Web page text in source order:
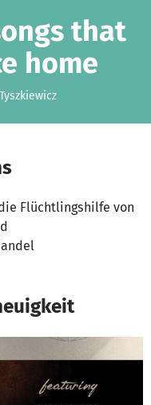
that
home
die Flüchtlingshilfe von